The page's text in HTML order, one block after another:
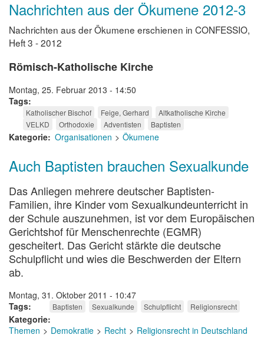
Nachrichten aus der Ökumene 2012-3
Nachrichten aus der Ökumene erschienen in CONFESSIO,
Heft 3 - 2012
Römisch-Katholische Kirche
Montag, 25. Februar 2013 - 14:50
Tags
Katholischer Bischof Feige, Gerhard
Altkatholische Kirche
VELKD
Orthodoxie Adventisten Baptisten
Kategorie Organisationen Ökumene
Auch Baptisten brauchen Sexualkunde
Das Anliegen mehrere deutscher Baptisten-
Familien, ihre Kinder vom Sexualkundeunterricht in
der Schule auszunehmen, ist vor dem Europäischen
Gerichtshof für Menschenrechte (EGMR)
gescheitert. Das Gericht stärkte die deutsche
Schulpflicht und wies die Beschwerden der Eltern
ab.
Montag, 31. Oktober 2011 - 10:47
Tags
Baptisten Sexualkunde Schulpflicht Religionsrecht
Kategorie
Themen
Demokratie Recht Religionsrecht in Deutschland